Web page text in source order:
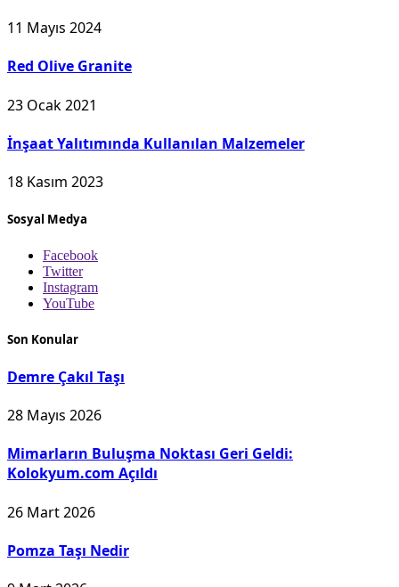
11 Mayıs 2024
Red Olive Granite
23 Ocak 2021
İnşaat Yalıtımında Kullanılan Malzemeler
18 Kasım 2023
Sosyal Medya
Facebook
Twitter
Instagram
YouTube
Son Konular
Demre Çakıl Taşı
28 Mayıs 2026
Mimarların Buluşma Noktası Geri Geldi:
Kolokyum.com Açıldı
26 Mart 2026
Pomza Taşı Nedir